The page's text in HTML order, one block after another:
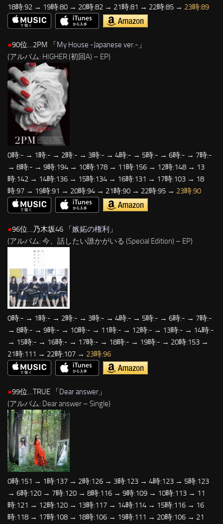
18時:92 → 19時:80 → 20時:82 → 21時:81 → 22時:85 → 23時:89
●90位…2PM 「My House -Japanese ver.- 」
(アルバム: HIGHER (初回A) – EP)
0時:- → 1時:- → 2時:- → 3時:- → 4時:- → 5時:- → 6時:- → 7時:-
→ 8時:- → 9時:194 → 10時:178 → 11時:156 → 12時:148 → 13
時:142 → 14時:136 → 15時:134 → 16時:131 → 17時:103 → 18
時:97 → 19時:91 → 20時:94 → 21時:90 → 22時:95 → 23時:90
●96位…乃木坂46 「嫉妬の権利 」
(アルバム: 今、話したい誰かがいる (Special Edition) – EP)
0時:- → 1時:- → 2時:- → 3時:- → 4時:- → 5時:- → 6時:- → 7時:-
→ 8時:- → 9時:- → 10時:- → 11時:- → 12時:- → 13時:- → 14時:-
→ 15時:- → 16時:- → 17時:- → 18時:- → 19時:- → 20時:153 →
21時:111 → 22時:107 → 23時:96
●99位…TRUE 「Dear answer 」
(アルバム: Dear answer – Single)
0時:151 → 1時:137 → 2時:126 → 3時:123 → 4時:123 → 5時:123
→ 6時:120 → 7時:120 → 8時:116 → 9時:109 → 10時:113 → 11
時:121 → 12時:120 → 13時:117 → 14時:114 → 15時:116 → 16
時:118 → 17時:108 → 18時:106 → 19時:111 → 20時:106 → 21